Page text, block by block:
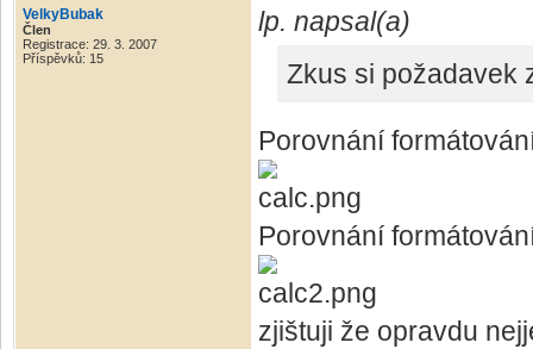
VelkyBubak
Člen
Registrace: 29. 3. 2007
Příspěvků: 15
lp. napsal(a)
Zkus si požadavek
Porovnání
Porovnání
zjištuji že opravdu